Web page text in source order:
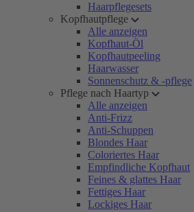
Haarpflegesets
Kopfhautpflege
Alle anzeigen
Kopfhaut-Öl
Kopfhautpeeling
Haarwasser
Sonnenschutz & -pflege
Pflege nach Haartyp
Alle anzeigen
Anti-Frizz
Anti-Schuppen
Blondes Haar
Coloriertes Haar
Empfindliche Kopfhaut
Feines & glattes Haar
Fettiges Haar
Lockiges Haar